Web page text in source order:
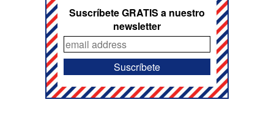
Suscríbete GRATIS a nuestro
newsletter